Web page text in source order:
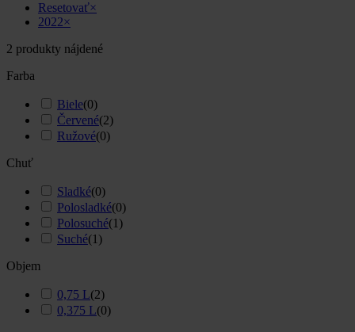
Resetovať×
2022×
2 produkty nájdené
Farba
Biele(0)
Červené(2)
Ružové(0)
Chuť
Sladké(0)
Polosladké(0)
Polosuché(1 )
Suché(1 )
Objem
0,75 L(2)
0,375 L(0)